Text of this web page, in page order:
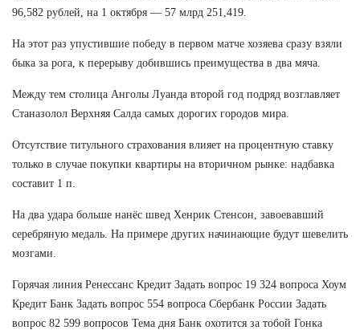
96,582 рублей, на 1 октября — 57 млрд 251,419.
На этот раз упустившие победу в первом матче хозяева сразу взяли
быка за рога, к перерыву добившись преимущества в два мяча.
Между тем столица Анголы Луанда второй год подряд возглавляет
Станазолол Верхняя Салда самых дорогих городов мира.
Отсутствие титульного страхования влияет на процентную ставку
только в случае покупки квартиры на вторичном рынке: надбавка
составит 1 п.
На два удара больше нанёс швед Хенрик Стенсон, завоевавший
серебряную медаль. На примере других начинающие будут шевелить
мозгами.
Горячая линия Ренессанс Кредит Задать вопрос 19 324 вопроса Хоум
Кредит Банк Задать вопрос 554 вопроса Сбербанк России Задать
вопрос 82 599 вопросов Тема дня Банк охотится за тобой Гонка